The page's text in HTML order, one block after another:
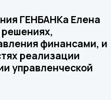
ГЕНБАНКа Елена
финансами, и
реализации
управленческой